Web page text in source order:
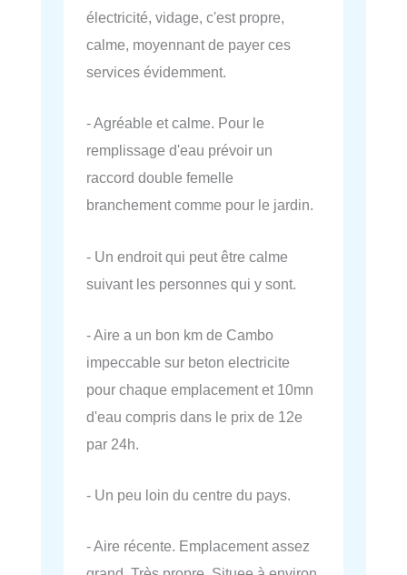
électricité, vidage, c'est propre,
calme, moyennant de payer ces
services évidemment.
- Agréable et calme. Pour le
remplissage d'eau prévoir un
raccord double femelle
branchement comme pour le jardin.
- Un endroit qui peut être calme
suivant les personnes qui y sont.
- Aire a un bon km de Cambo
impeccable sur beton electricite
pour chaque emplacement et 10mn
d'eau compris dans le prix de 12e
par 24h.
- Un peu loin du centre du pays.
- Aire récente. Emplacement assez